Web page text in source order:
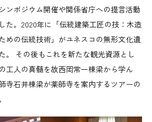
ンポジウム開催や関係省庁への提言活動
た。2020年に「伝統建築工匠の技：木造
めの伝統技術」がユネスコの無形文化遺
。 その後もこれを新たな観光資源とし
工人の真髄を故西岡常一棟梁から学ん
石井棟梁が薬師寺を案内するツアーの